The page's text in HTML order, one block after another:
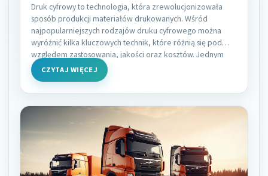
Druk cyfrowy to technologia, która zrewolucjonizowała
sposób produkcji materiałów drukowanych. Wśród
najpopularniejszych rodzajów druku cyfrowego można
wyróżnić kilka kluczowych technik, które różnią się pod
względem zastosowania, jakości oraz kosztów. Jednym
CZYTAJ WIĘCEJ